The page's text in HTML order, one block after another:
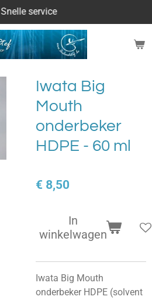
Snelle service
Iwata Big
Mouth
onderbeker
HDPE - 60 ml
€ 8,50
In
winkelwagen
Iwata Big Mouth
onderbeker HDPE (solvent